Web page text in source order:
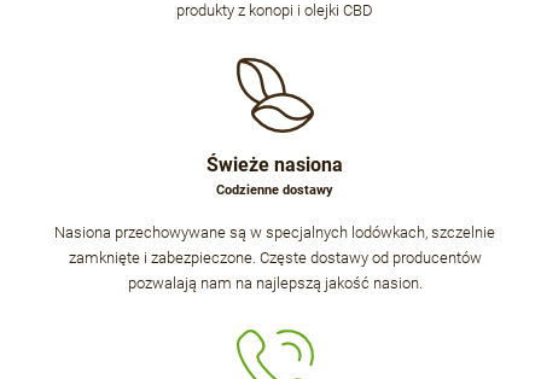
produkty z konopi i olejki CBD
Świeże nasiona
Codzienne dostawy
Nasiona przechowywane są w specjalnych lodówkach, szczelnie
zamknięte i zabezpieczone. Częste dostawy od producentów
pozwalają nam na najlepszą jakość nasion.